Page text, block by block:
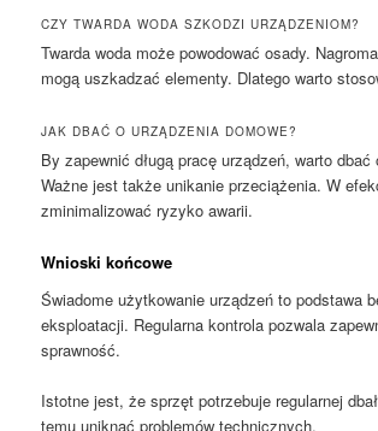
CZY TWARDA WODA SZKODZI URZĄDZENIOM?
Twarda woda może powodować osady.
mogą uszkadzać elementy. Dlatego warto
JAK DBAĆ O URZĄDZENIA DOMOWE?
By zapewnić długą pracę urządzeń, warto dbać
Ważne jest także unikanie przeciążenia. W
zminimalizować ryzyko awarii.
Wnioski końcowe
Świadome użytkowanie urządzeń to podstawa
eksploatacji. Regularna kontrola pozwala
sprawność.
Istotne jest, że sprzęt potrzebuje regularnej
temu uniknąć problemów technicznych.